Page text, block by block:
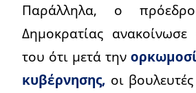
Παράλληλα, ο
Δημοκρατίας
του ότι μετά την
κυβέρνησης, οι